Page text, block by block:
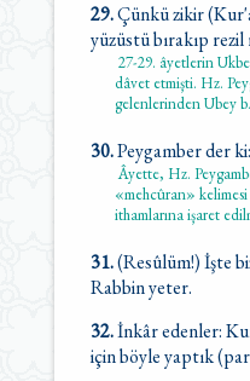
29.Çünkü zikir
yüzüstü bırakıp rezil
27-29. âyetlerin
dâvet etmişti. Hz.
gelenlerinden Ubey
30.Peygamber der
Âyette, Hz.
«mehcûran» kelimesi
ithamlarına işaret
31.(Resûlüm!) İşte
Rabbin yeter.
32.İnkâr edenler:
için böyle yaptık